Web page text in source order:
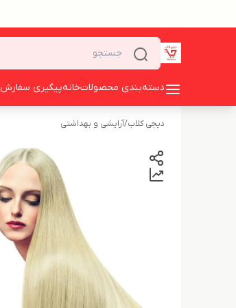
دسته‌بندی محصولاتخانهپیگیری سفارش
دیجی کلاب/آرایشی و بهداشتی